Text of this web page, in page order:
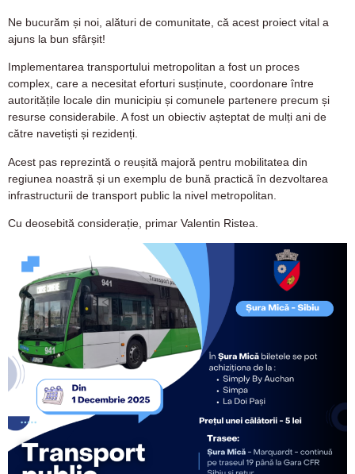
Ne bucurăm și noi, alături de comunitate, că acest proiect vital a
ajuns la bun sfârșit!
Implementarea transportului metropolitan a fost un proces
complex, care a necesitat eforturi susținute, coordonare între
autoritățile locale din municipiu și comunele partenere precum și
resurse considerabile. A fost un obiectiv așteptat de mulți ani de
către navetiști și rezidenți.
Acest pas reprezintă o reușită majoră pentru mobilitatea din
regiunea noastră și un exemplu de bună practică în dezvoltarea
infrastructurii de transport public la nivel metropolitan.
Cu deosebită considerație, primar Valentin Ristea.